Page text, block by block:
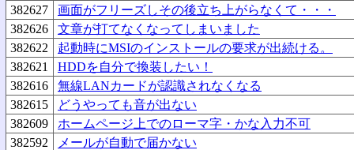
382627
画面がフリーズしその後立ち上がらなくて・・・
382626
文章が打てなくなってしまいました
382622
起動時にMSIのインストールの要求が出続ける。
382621
HDDを自分で換装したい！
382616
無線LANカードが認識されなくなる
382615
どうやっても音が出ない
382609
ホームページ上でのローマ字・かな入力不可
382592
メールが自動で届かない